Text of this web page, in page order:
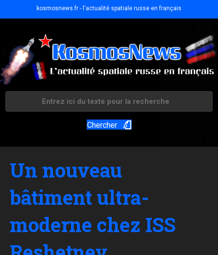
kosmosnews.fr - l'actualité spatiale russe en français
Chercher
Un nouveau
bâtiment ultra-
moderne chez ISS